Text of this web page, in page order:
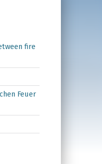
fire
Feuer